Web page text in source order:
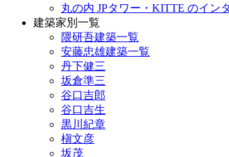
丸の内 JPタワー・KITTE のイン
建築家別一覧
隈研吾建築一覧
安藤忠雄建築一覧
丹下健三
坂倉準三
谷口吉郎
谷口吉生
黒川紀章
槇文彦
坂茂